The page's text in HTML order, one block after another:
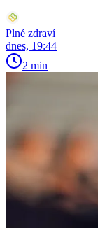
Plné zdraví
dnes, 19:44
2 min